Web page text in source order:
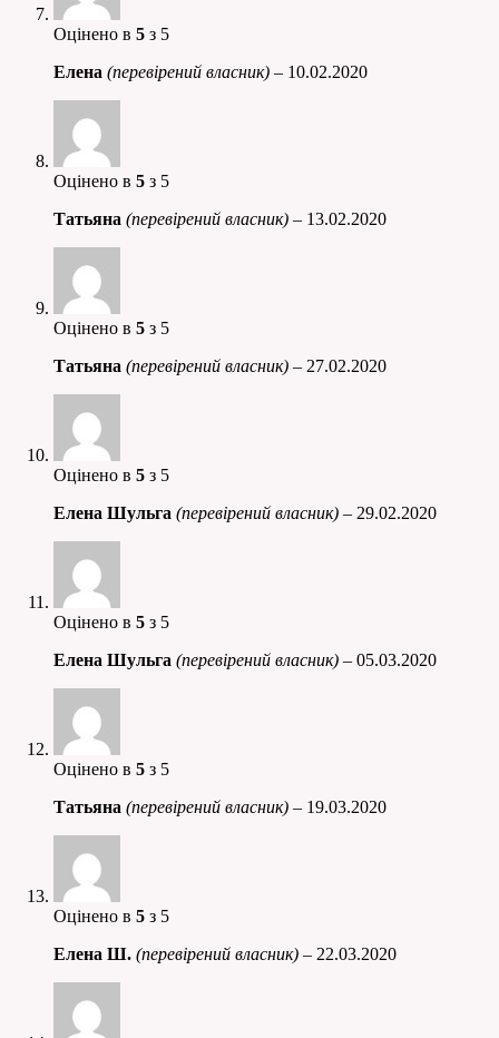
Оцінено в 5 з 5
Елена (перевірений власник) – 10.02.2020
Оцінено в 5 з 5
Татьяна (перевірений власник) – 13.02.2020
Оцінено в 5 з 5
Татьяна (перевірений власник) – 27.02.2020
Оцінено в 5 з 5
Елена Шульга (перевірений власник) – 29.02.2020
Оцінено в 5 з 5
Елена Шульга (перевірений власник) – 05.03.2020
Оцінено в 5 з 5
Татьяна (перевірений власник) – 19.03.2020
Оцінено в 5 з 5
Елена Ш. (перевірений власник) – 22.03.2020